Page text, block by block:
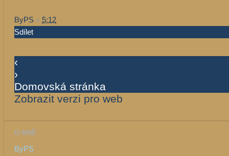
ByPS v 5:12
Sdílet
‹
›
Domovská stránka
Zobrazit verzi pro web
O MNĚ
ByPS